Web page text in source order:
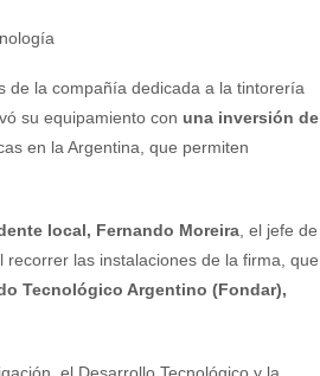
de la compañía dedicada a la tintorería
su equipamiento con una inversión de
en la Argentina, que permiten
local, Fernando Moreira, el jefe de
las instalaciones de la firma, que
Tecnológico Argentino (Fondar),